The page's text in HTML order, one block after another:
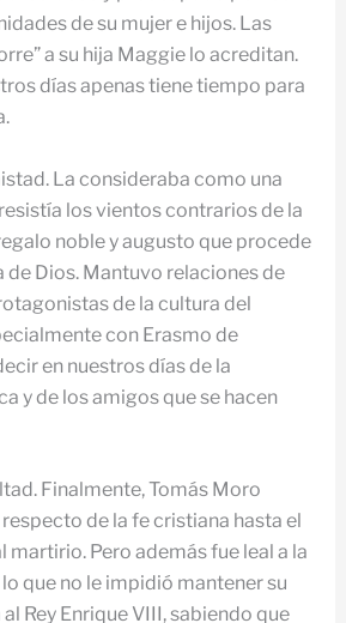
de su mujer e hijos. Las
a su hija Maggie lo acreditan.
días apenas tiene tiempo para
La consideraba como una
los vientos contrarios de la
noble y augusto que procede
de Dios. Mantuvo relaciones de
de la cultura del
con Erasmo de
en nuestros días de la
y de los amigos que se hacen
Finalmente, Tomás Moro
de la fe cristiana hasta el
martirio. Pero además fue leal a la
que no le impidió mantener su
Rey Enrique VIII, sabiendo que